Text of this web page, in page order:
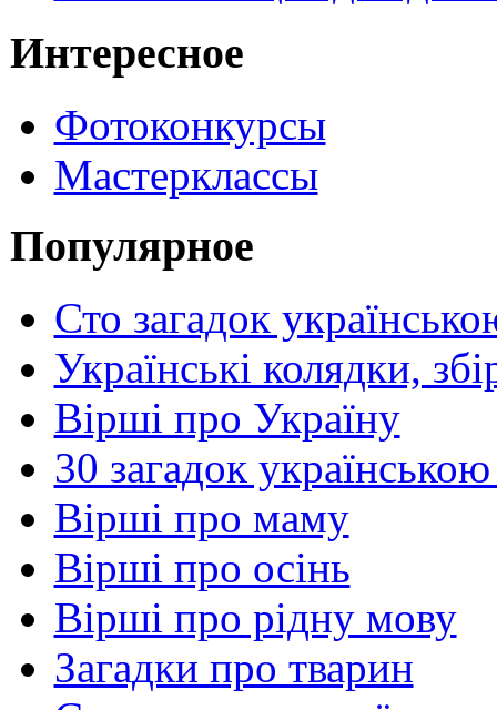
Интересное
Фотоконкурсы
Мастерклассы
Популярное
Сто загадок
Українські колядки,
Вірші про Україну
30 загадок
Вірші про маму
Вірші про осінь
Вірші про рідну мову
Загадки про тварин